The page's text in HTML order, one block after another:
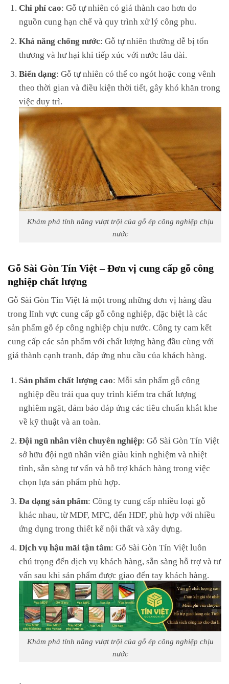
Chi phí cao: Gỗ tự nhiên có giá thành cao hơn do
nguồn cung hạn chế và quy trình xử lý công phu.
Khá năng chống nước: Gỗ tự nhiên thường dễ bị tổn
thương và hư hại khi tiếp xúc với nước lâu dài.
Biến dạng: Gỗ tự nhiên có thể co ngót hoặc cong vênh
theo thời gian và điều kiện thời tiết, gây khó khăn trong
việc duy trì.
Khám phá tính năng vượt trội của gỗ ép công nghiệp chịu
nước
Gỗ Sài Gòn Tín Việt – Đơn vị cung cấp gỗ công
nghiệp chất lượng
Gỗ Sài Gòn Tín Việt là một trong những đơn vị hàng đầu
trong lĩnh vực cung cấp gỗ công nghiệp, đặc biệt là các
sản phẩm gỗ ép công nghiệp chịu nước. Công ty cam kết
cung cấp các sản phẩm với chất lượng hàng đầu cùng với
giá thành cạnh tranh, đáp ứng nhu cầu của khách hàng.
Sản phẩm chất lượng cao: Mỗi sản phẩm gỗ công
nghiệp đều trải qua quy trình kiểm tra chất lượng
nghiêm ngặt, đảm bảo đáp ứng các tiêu chuẩn khắt khe
về kỹ thuật và an toàn.
Đội ngũ nhân viên chuyên nghiệp: Gỗ Sài Gòn Tín Việt
sở hữu đội ngũ nhân viên giàu kinh nghiệm và nhiệt
tình, sẵn sàng tư vấn và hỗ trợ khách hàng trong việc
chọn lựa sản phẩm phù hợp.
Đa dạng sản phẩm: Công ty cung cấp nhiều loại gỗ
khác nhau, từ MDF, MFC, đến HDF, phù hợp với nhiều
ứng dụng trong thiết kế nội thất và xây dựng.
Dịch vụ hậu mãi tận tâm: Gỗ Sài Gòn Tín Việt luôn
chú trọng đến dịch vụ khách hàng, sẵn sàng hỗ trợ và tư
vấn sau khi sản phẩm được giao đến tay khách hàng.
Khám phá tính năng vượt trội của gỗ ép công nghiệp chịu
nước